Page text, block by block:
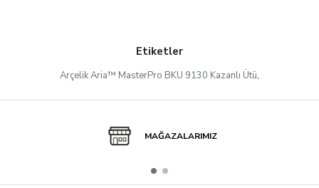
Etiketler
Arçelik Aria™ MasterPro BKU 9130 Kazanlı Ütü,
MAĞAZALARIMIZ